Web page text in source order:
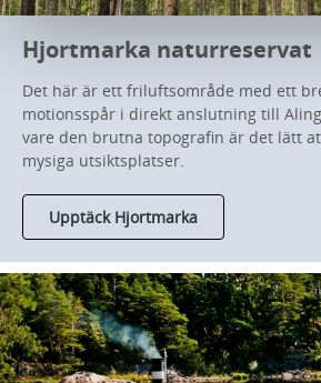
Hjortmarka naturreservat
Det här är ett friluftsområde med ett
motionsspår i direkt anslutning till
vare den brutna topografin är det lätt
mysiga utsiktsplatser.
Upptäck Hjortmarka